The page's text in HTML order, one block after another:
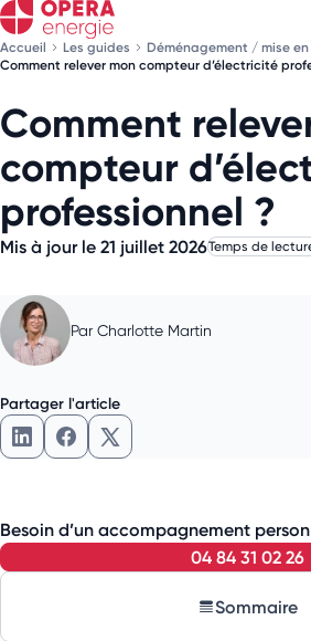
Accueil Les guides
Déménagement / mise
Comment relever mon compteur d’électricité
Comment
compteur
professionnel ?
Mis à jour le 21 juillet 2026Temps de
Par Charlotte Martin
Partager l'article
Partager l'article sur LinkedIn
Partager l'article sur Facebook
Partager l'article sur X
Besoin d’un accompagnement
04 84 31 02 26
Sommaire
Découvrez nos newsletters
Choisissez les newsletters qui vous